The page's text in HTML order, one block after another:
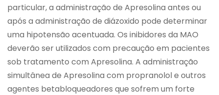
particular, a administração de Apresolina antes ou
após a administração de diázoxido pode determinar
uma hipotensão acentuada. Os inibidores da MAO
deverão ser utilizados com precaução em pacientes
sob tratamento com Apresolina. A administração
simultânea de Apresolina com propranolol e outros
agentes betabloqueadores que sofrem um forte